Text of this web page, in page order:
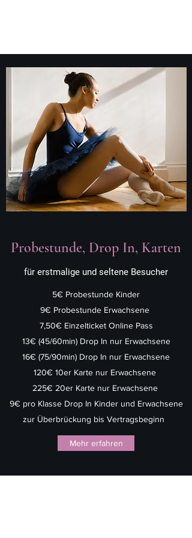
Probestunde, Drop In, Karten
für erstmalige und seltene Besucher
5€ Probestunde Kinder
9€ Probestunde Erwachsene
7,50€ Einzelticket Online Pass
13€ (45/60min) Drop In nur Erwachsene
16€ (75/90min) Drop In nur Erwachsene
120€ 10er Karte nur Erwachsene
225€ 20er Karte nur Erwachsene
9€ pro Klasse Drop In Kinder und Erwachsene
zur Überbrückung bis Vertragsbeginn
Mehr erfahren